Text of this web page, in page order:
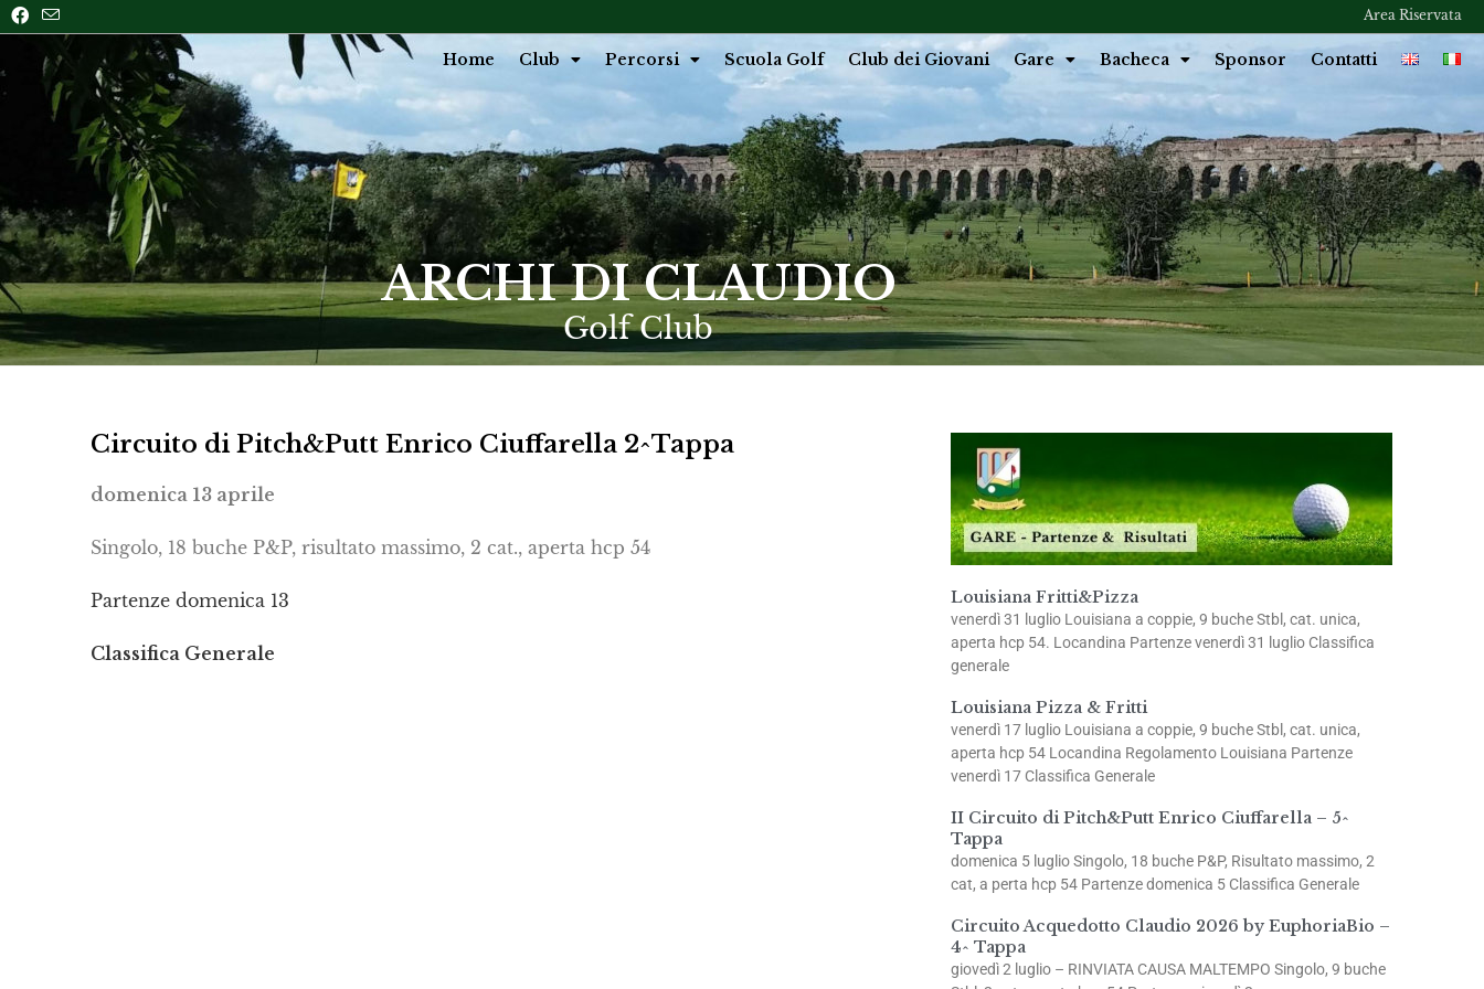
Area Riservata
Home Club Percorsi Scuola Golf Club dei Giovani Gare Bacheca Sponsor Contatti
ARCHI DI CLAUDIO
Golf Club
Circuito di Pitch&Putt Enrico Ciuffarella 2^Tappa
domenica 13 aprile
Singolo, 18 buche P&P, risultato massimo, 2 cat., aperta hcp 54
Partenze domenica 13
Classifica Generale
Louisiana Fritti&Pizza
venerdì 31 luglio Louisiana a coppie, 9 buche Stbl, cat. unica,
aperta hcp 54. Locandina Partenze venerdì 31 luglio Classifica
generale
Louisiana Pizza & Fritti
venerdì 17 luglio Louisiana a coppie, 9 buche Stbl, cat. unica,
aperta hcp 54 Locandina Regolamento Louisiana Partenze
venerdì 17 Classifica Generale
II Circuito di Pitch&Putt Enrico Ciuffarella – 5^
Tappa
domenica 5 luglio Singolo, 18 buche P&P, Risultato massimo, 2
cat, a perta hcp 54 Partenze domenica 5 Classifica Generale
Circuito Acquedotto Claudio 2026 by EuphoriaBio –
4^ Tappa
giovedì 2 luglio – RINVIATA CAUSA MALTEMPO Singolo, 9 buche